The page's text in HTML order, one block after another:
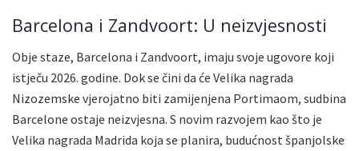
Barcelona i Zandvoort: U neizvjesnosti
Obje staze, Barcelona i Zandvoort, imaju svoje ugovore koji
istječu 2026. godine. Dok se čini da će Velika nagrada
Nizozemske vjerojatno biti zamijenjena Portimaom, sudbina
Barcelone ostaje neizvjesna. S novim razvojem kao što je
Velika nagrada Madrida koja se planira, budućnost španjolske